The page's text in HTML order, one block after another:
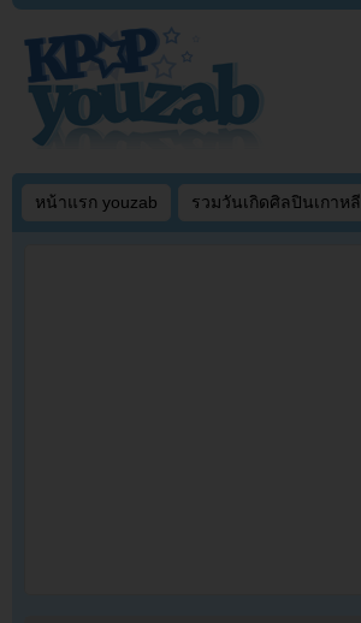
หน้าแรก youzab รวมวันเกิดศิลปินเกาหลี